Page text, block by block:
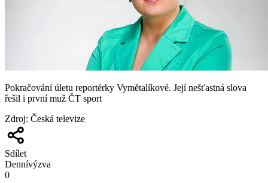
Pokračování úletu reportérky Vymětalíkové. Její nešťastná slova
řešil i první muž ČT sport
Zdroj: Česká televize
Sdílet
Dennívýzva
0